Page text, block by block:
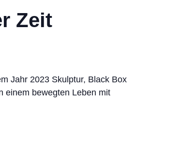
Zeit
Jahr 2023 Skulptur, Black Box
einem bewegten Leben mit